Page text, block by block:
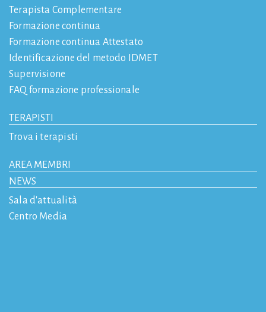
Terapista Complementare
Formazione continua
Formazione continua Attestato
Identificazione del metodo IDMET
Supervisione
FAQ formazione professionale
TERAPISTI
Trova i terapisti
AREA MEMBRI
NEWS
Sala d'attualità
Centro Media